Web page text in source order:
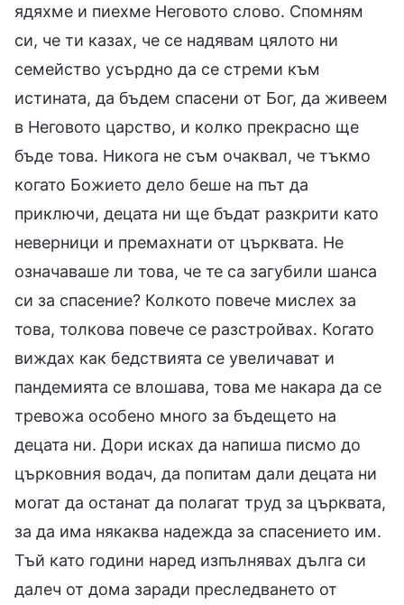
ядяхме и пиехме Неговото слово. Спомням
си, че ти казах, че се надявам цялото ни
семейство усърдно да се стреми към
истината, да бъдем спасени от Бог, да живеем
в Неговото царство, и колко прекрасно ще
бъде това. Никога не съм очаквал, че тъкмо
когато Божието дело беше на път да
приключи, децата ни ще бъдат разкрити като
неверници и премахнати от църквата. Не
означаваше ли това, че те са загубили шанса
си за спасение? Колкото повече мислех за
това, толкова повече се разстройвах. Когато
виждах как бедствията се увеличават и
пандемията се влошава, това ме накара да се
тревожа особено много за бъдещето на
децата ни. Дори исках да напиша писмо до
църковния водач, да попитам дали децата ни
могат да останат да полагат труд за църквата,
за да има някаква надежда за спасението им.
Тъй като години наред изпълнявах дълга си
далеч от дома заради преследването от